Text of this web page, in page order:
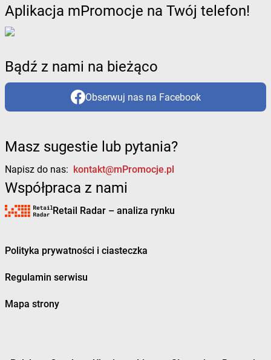
Aplikacja mPromocje na Twój telefon!
Bądź z nami na bieżąco
Obserwuj nas na Facebook
Masz sugestie lub pytania?
Napisz do nas: kontakt@mPromocje.pl
Współpraca z nami
Retail Radar – analiza rynku
Polityka prywatności i ciasteczka
Regulamin serwisu
Mapa strony